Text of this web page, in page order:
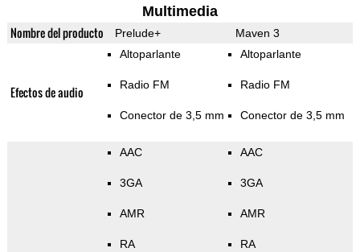
Multimedia
Nombre del producto Prelude+ Maven 3
Efectos de audio
Altoparlante
Radio FM
Conector de 3,5 mm
Altoparlante
Radio FM
Conector de 3,5 mm
AAC
3GA
AMR
RA
AAC
3GA
AMR
RA